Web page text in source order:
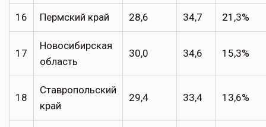
16 Пермский край 28,6 34,7 21,3%
17
Новосибирская
область
30,0 34,6 15,3%
18
Ставропольский
край
29,4 33,4 13,6%